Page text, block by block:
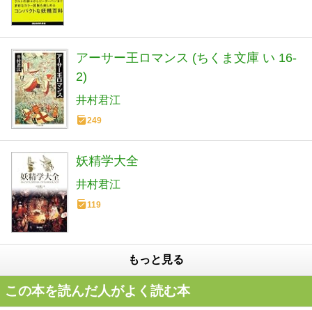
アーサー王ロマンス (ちくま文庫 い 16-
2)
井村君江
249
妖精学大全
井村君江
119
もっと見る
この本を読んだ人がよく読む本